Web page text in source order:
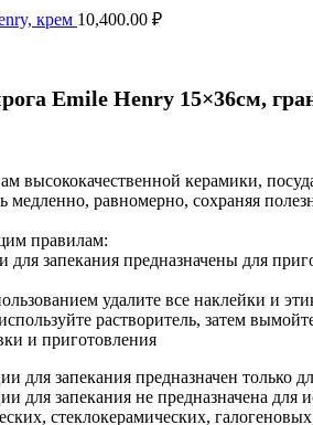
крем 10,400.00 ₽
Emile Henry 15×36см,
высококачественной керамики,
медленно, равномерно, сохраняя
правилам:
для запекания предназначены для
удалите все наклейки и
растворитель, затем
и приготовления
для запекания предназначен только
для запекания не предназначена для
стеклокерамических,